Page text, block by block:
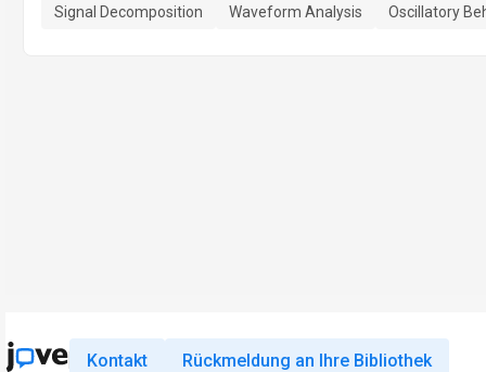
Signal Decomposition
Waveform Analysis Oscillatory
Kontakt Rückmeldung an Ihre Bibliothek